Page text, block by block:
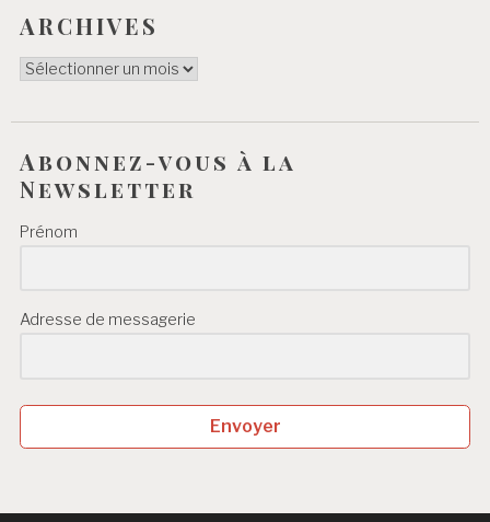
ARCHIVES
ARCHIVES
Abonnez-vous à la
Newsletter
Prénom
Adresse de messagerie
Envoyer